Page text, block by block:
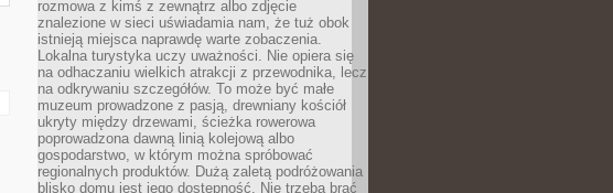
rozmowa z kimś z zewnątrz albo zdjęcie
znalezione w sieci uświadamia nam, że tuż obok
istnieją miejsca naprawdę warte zobaczenia.
Lokalna turystyka uczy uważności. Nie opiera się
na odhaczaniu wielkich atrakcji z przewodnika, lecz
na odkrywaniu szczegółów. To może być małe
muzeum prowadzone z pasją, drewniany kościół
ukryty między drzewami, ścieżka rowerowa
poprowadzona dawną linią kolejową albo
gospodarstwo, w którym można spróbować
regionalnych produktów. Dużą zaletą podróżowania
blisko domu jest jego dostępność. Nie trzeba brać